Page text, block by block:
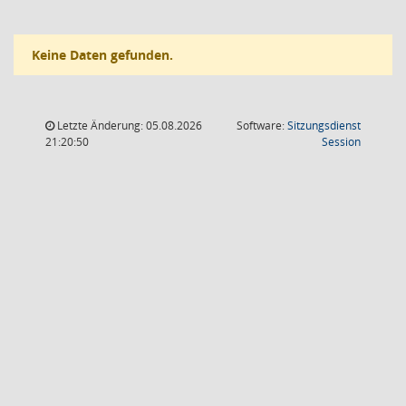
Keine Daten gefunden.
Letzte Änderung: 05.08.2026
21:20:50
Software:Sitzungsdienst
Session(Wird in